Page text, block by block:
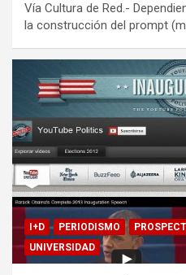
Vía Cultura de Red.-
la construcción del prompt
I+D PERIODISMO
UNIVERSIDAD